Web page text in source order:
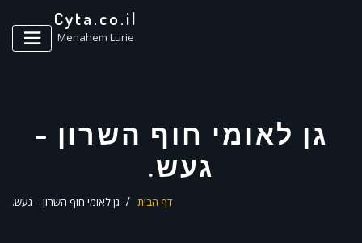
Cyta.co.il
Menahem Lurie
גן לאומי חוף השרון –
געש.
דף הבית גן לאומי חוף השרון – געש.